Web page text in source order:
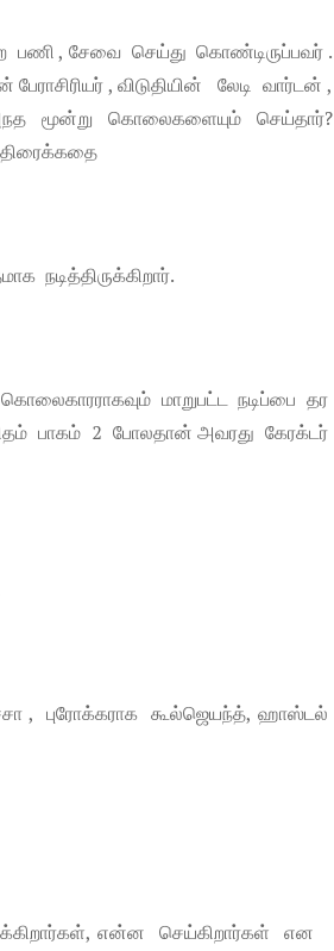
பணி , சேவை செய்து கொண்டிருப்பவர் .
, விடுதியின் லேடி வார்டன் ,
மூன்று கொலைகளையும் செய்தார்?
நடித்திருக்கிறார்.
மாறுபட்ட நடிப்பை தர
பாகம் 2 போலதான் அவரது கேரக்டர்
, புரோக்கராக கூல்ஜெயந்த், ஹாஸ்டல்
என்ன செய்கிறார்கள் என